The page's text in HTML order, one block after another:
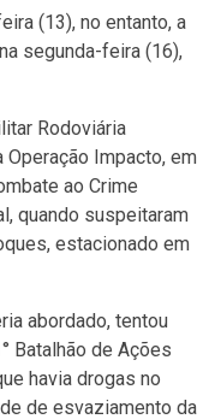
(13), no entanto, a
segunda-feira (16),
Rodoviária
Operação Impacto, em
ao Crime
quando suspeitaram
estacionado em
abordado, tentou
Batalhão de Ações
havia drogas no
de esvaziamento da